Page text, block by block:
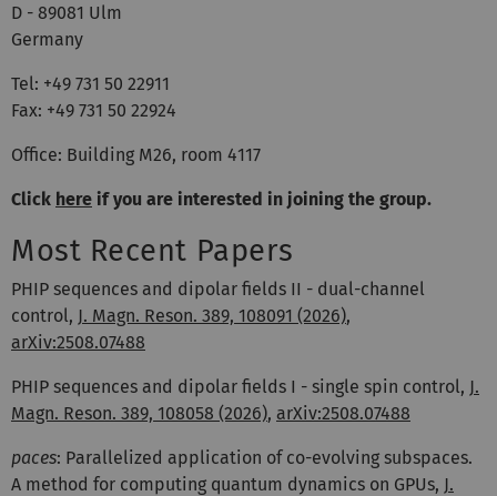
D - 89081 Ulm
Germany
Tel: +49 731 50 22911
Fax: +49 731 50 22924
Office: Building M26, room 4117
Click here if you are interested in joining the group.
Most Recent Papers
PHIP sequences and dipolar fields II - dual-channel
control, J. Magn. Reson. 389, 108091 (2026),
arXiv:2508.07488
PHIP sequences and dipolar fields I - single spin control, J.
Magn. Reson. 389, 108058 (2026), arXiv:2508.07488
paces: Parallelized application of co-evolving subspaces.
A method for computing quantum dynamics on GPUs, J.